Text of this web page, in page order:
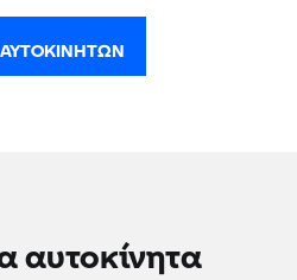
αυτοκίνητα